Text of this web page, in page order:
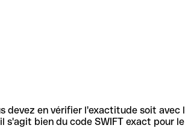
en vérifier l'exactitude soit
bien du code SWIFT exact pour